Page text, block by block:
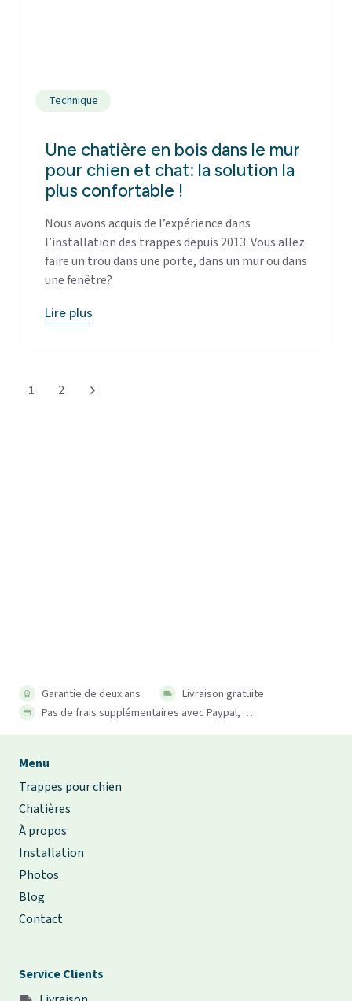
Technique
Une chatière en bois dans le mur
pour chien et chat: la solution la
plus confortable !
Nous avons acquis de l’expérience dans
l’installation des trappes depuis 2013. Vous allez
faire un trou dans une porte, dans un mur ou dans
une fenêtre?
Lire plus
1 2
workspace_premium Garantie de deux ans local_shipping Livraison gratuite
payment Pas de frais supplémentaires avec Paypal, …
Menu
Trappes pour chien
Chatières
À propos
Installation
Photos
Blog
Contact
Service Clients